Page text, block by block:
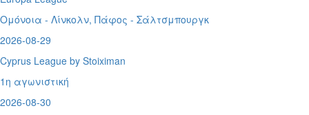
Ομόνοια - Λίνκολν, Πάφος - Σάλτσμπουργκ
2026-08-29
Cyprus League by Stoiximan
1η αγωνιστική
2026-08-30